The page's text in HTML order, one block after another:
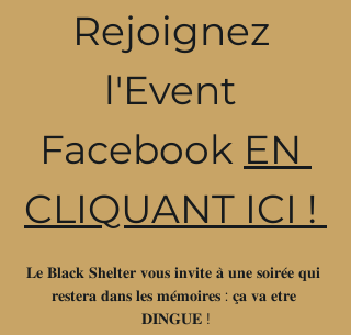
Rejoignez
l'Event
Facebook EN
CLIQUANT ICI !
𝐋𝐞 𝐁𝐥𝐚𝐜𝐤 𝐒𝐡𝐞𝐥𝐭𝐞𝐫 𝐯𝐨𝐮𝐬 𝐢𝐧𝐯𝐢𝐭𝐞 𝐚̀ 𝐮𝐧𝐞 𝐬𝐨𝐢𝐫𝐞́𝐞 𝐪𝐮𝐢
𝐫𝐞𝐬𝐭𝐞𝐫𝐚 𝐝𝐚𝐧𝐬 𝐥𝐞𝐬 𝐦𝐞́𝐦𝐨𝐢𝐫𝐞𝐬 : 𝐜̧𝐚 𝐯𝐚 𝐞𝐭𝐫𝐞
𝐃𝐈𝐍𝐆𝐔𝐄 !